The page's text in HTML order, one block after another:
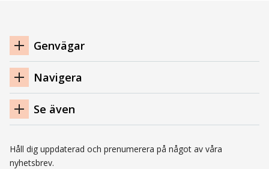
Navigation
sidfot
Genvägar
Navigera
Se även
Håll dig uppdaterad och prenumerera på något av våra
nyhetsbrev.